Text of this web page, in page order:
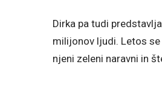
Dirka pa tudi
milijonov ljudi. Letos
njeni zeleni naravni in